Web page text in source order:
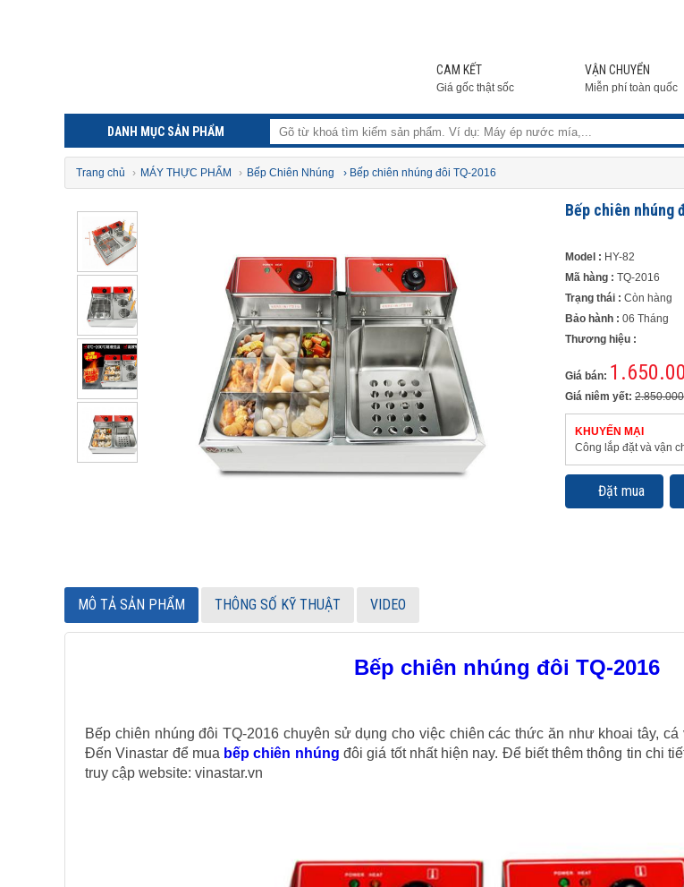
CAM KẾT
Giá gốc thật sốc
VẬN CHUYỂN
Miễn phí toàn quốc
DANH MỤC SẢN PHẨM
Trang chủ › MÁY THỰC PHẨM › Bếp Chiên Nhúng › Bếp chiên nhúng đôi TQ-2016
Bếp chiên nhúng
Model : HY-82
Mã hàng : TQ-2016
Trạng thái : Còn hàng
Bảo hành : 06 Tháng
Thương hiệu :
Giá bán:
Giá niêm yết:
KHUYẾN MẠI
Công lắp đặt và vận
Đặt mua
MÔ TẢ SẢN PHẨM THÔNG SỐ KỸ THUẬT VIDEO
Bếp chiên nhúng đôi TQ-2016
Bếp chiên nhúng đôi TQ-2016 chuyên sử dụng cho việc chiên các thức ăn như khoai tây,
Đến Vinastar để mua bếp chiên nhúng đôi giá tốt nhất hiện nay. Để biết thêm thông tin chi
truy cập website: vinastar.vn